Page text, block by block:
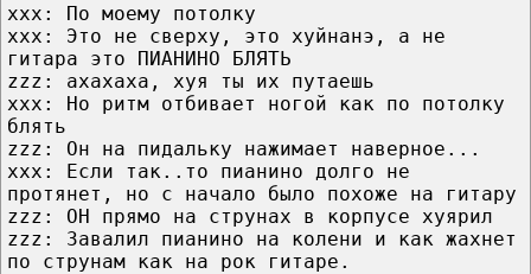
xxx: По моему потолку
xxx: Это не сверху, это хуйнанэ, а не
гитара это ПИАНИНО БЛЯТЬ
zzz: ахахаха, хуя ты их путаешь
xxx: Но ритм отбивает ногой как по потолку
блять
zzz: Он на пидальку нажимает наверное...
xxx: Если так..то пианино долго не
протянет, но с начало было похоже на гитару
zzz: ОН прямо на струнах в корпусе хуярил
zzz: Завалил пианино на колени и как жахнет
по струнам как на рок гитаре.